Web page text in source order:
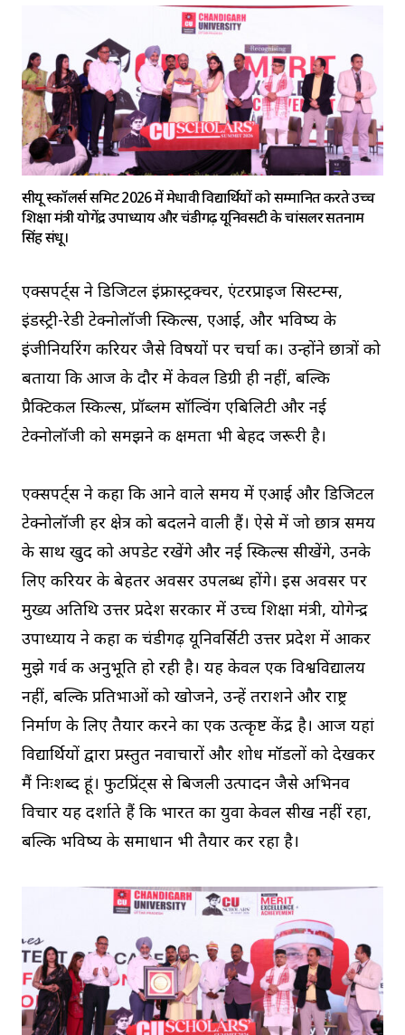
सीयू स्कॉलर्स समिट 2026 में मेधावी विद्यार्थियों को सम्मानित करते उच्च
शिक्षा मंत्री योगेंद्र उपाध्याय और चंडीगढ़ यूनिवर्सिटी के चांसलर सतनाम
सिंह संधू।
एक्सपर्ट्स ने डिजिटल इंफ्रास्ट्रक्चर, एंटरप्राइज सिस्टम्स,
इंडस्ट्री-रेडी टेक्नोलॉजी स्किल्स, एआई, और भविष्य के
इंजीनियरिंग करियर जैसे विषयों पर चर्चा की। उन्होंने छात्रों को
बताया कि आज के दौर में केवल डिग्री ही नहीं, बल्कि
प्रैक्टिकल स्किल्स, प्रॉब्लम सॉल्विंग एबिलिटी और नई
टेक्नोलॉजी को समझने की क्षमता भी बेहद जरूरी है।
एक्सपर्ट्स ने कहा कि आने वाले समय में एआई और डिजिटल
टेक्नोलॉजी हर क्षेत्र को बदलने वाली हैं। ऐसे में जो छात्र समय
के साथ खुद को अपडेट रखेंगे और नई स्किल्स सीखेंगे, उनके
लिए करियर के बेहतर अवसर उपलब्ध होंगे। इस अवसर पर
मुख्य अतिथि उत्तर प्रदेश सरकार में उच्च शिक्षा मंत्री, योगेन्द्र
उपाध्याय ने कहा की चंडीगढ़ यूनिवर्सिटी उत्तर प्रदेश में आकर
मुझे गर्व की अनुभूति हो रही है। यह केवल एक विश्वविद्यालय
नहीं, बल्कि प्रतिभाओं को खोजने, उन्हें तराशने और राष्ट्र
निर्माण के लिए तैयार करने का एक उत्कृष्ट केंद्र है। आज यहां
विद्यार्थियों द्वारा प्रस्तुत नवाचारों और शोध मॉडलों को देखकर
मैं निःशब्द हूं। फुटप्रिंट्स से बिजली उत्पादन जैसे अभिनव
विचार यह दर्शाते हैं कि भारत का युवा केवल सीख नहीं रहा,
बल्कि भविष्य के समाधान भी तैयार कर रहा है।